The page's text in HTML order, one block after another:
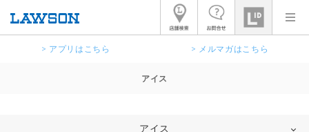
> アプリはこちら > メルマガはこちら
アイス
アイス